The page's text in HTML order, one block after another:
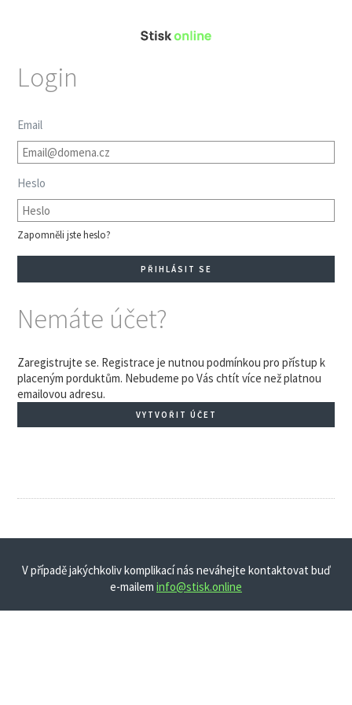
Login
Email
Heslo
Zapomněli jste heslo?
Nemáte účet?
Zaregistrujte se. Registrace je nutnou podmínkou pro přístup k
placeným porduktům. Nebudeme po Vás chtít více než platnou
emailovou adresu.
VYTVOŘIT ÚČET
V případě jakýchkoliv komplikací nás neváhejte kontaktovat buď
e-mailem info@stisk.online